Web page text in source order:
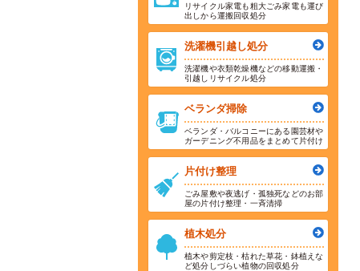
リサイクル家電も粗大ごみ家電も運び
出しから運搬回収処分
洗濯機引越し処分
洗濯機や衣類乾燥機などの移動運搬・
引越しリサイクル処分
ベランダ掃除
ベランダ・バルコニーにある園芸材や
ガーデニング不用品をまとめて片付け
片付け整理
ごみ屋敷や夜逃げ・孤独死などのお部
屋の片付け整理・一斉清掃
植木処分
植木や剪定枝・枯れた草花・鉢植えな
ど処分しづらい植物の回収処分